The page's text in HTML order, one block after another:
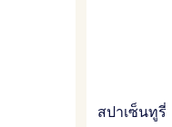
สปาเซ็นทูรี่